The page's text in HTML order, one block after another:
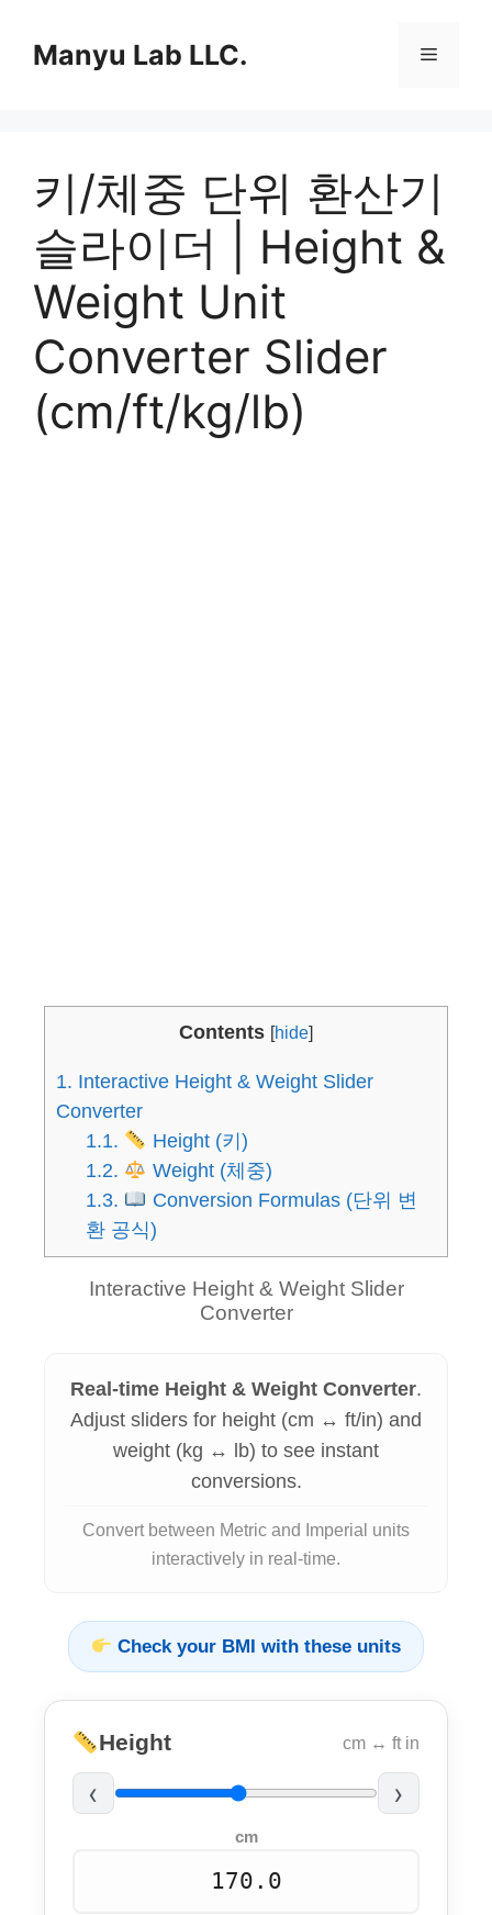
Manyu Lab LLC. 메
키/체중 단위 환산기
슬라이더 | Height &
Weight Unit
Converter Slider
(cm/ft/kg/lb)
Contents [hide]
1. Interactive Height & Weight Slider
Converter
1.1.
Height (키)
1.2.
Weight (체중)
1.3.
Conversion Formulas (단위 변
환 공식)
Interactive Height & Weight Slider
Converter
Real-time Height & Weight Converter.
Adjust sliders for height (cm ↔ ft/in) and
weight (kg ↔ lb) to see instant
conversions.
Convert between Metric and Imperial units
interactively in real-time.
Check your BMI with these units
Height cm ↔ ft in
‹ ›
cm